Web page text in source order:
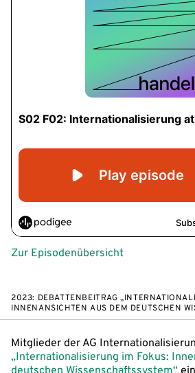
Zur Episodenübersicht
2023: DEBATTENBEITRAG
INNENANSICHTEN AUS DEM DEUTSCHEN
Mitglieder der AG
„Internationalisierung im Fokus: